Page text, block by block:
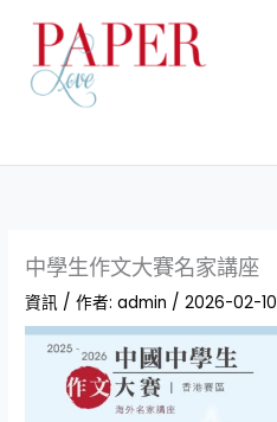
容
中學生作文大賽名家講座
資訊 / 作者:admin /2026-02-10